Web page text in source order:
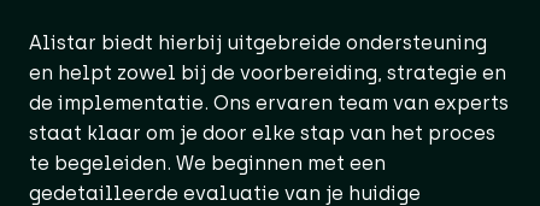
Alistar biedt hierbij uitgebreide ondersteuning
en helpt zowel bij de voorbereiding, strategie en
de implementatie. Ons ervaren team van experts
staat klaar om je door elke stap van het proces
te begeleiden. We beginnen met een
gedetailleerde evaluatie van je huidige